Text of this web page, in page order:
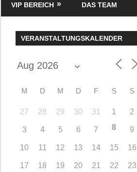
Media
VIP BEREICH DAS TEAM
VERANSTALTUNGSKALENDER
M D M D F S S
27 28 29 30 31 1 2
3 4 5 6 7 8 9
10 11 12 13 14 15 16
17 18 19 20 21 22 23